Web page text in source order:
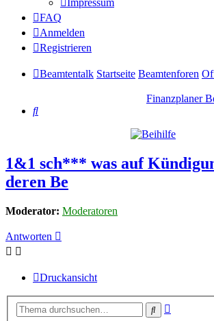
Impressum
FAQ
Anmelden
Registrieren
Beamtentalk Startseite Beamtenforen
Finanzplaner
Suche
1&1 sch*** was auf
deren Be
Moderator: Moderatoren
Antworten
Druckansicht
Suche